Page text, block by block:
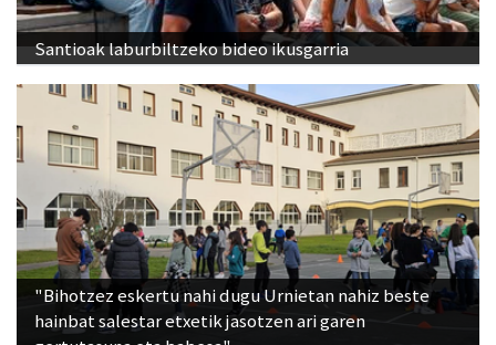
Santioak laburbiltzeko bideo ikusgarria
"Bihotzez eskertu nahi dugu Urnietan nahiz beste
hainbat salestar etxetik jasotzen ari garen